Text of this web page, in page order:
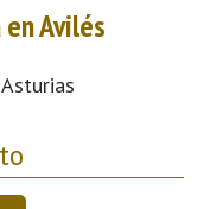
Avilés